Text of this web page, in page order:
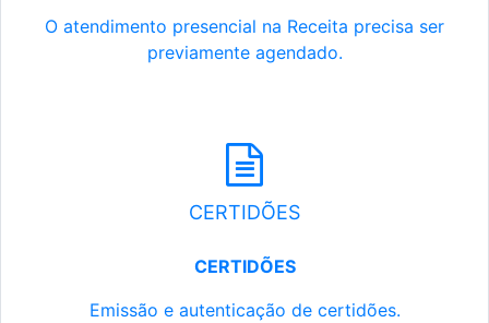
O atendimento presencial na Receita precisa ser
previamente agendado.
CERTIDÕES
CERTIDÕES
Emissão e autenticação de certidões.